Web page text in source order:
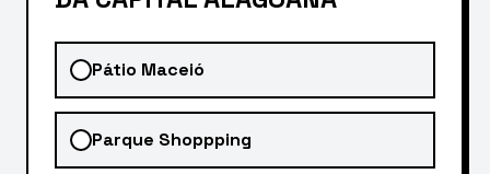
Pátio Maceió
Parque Shoppping